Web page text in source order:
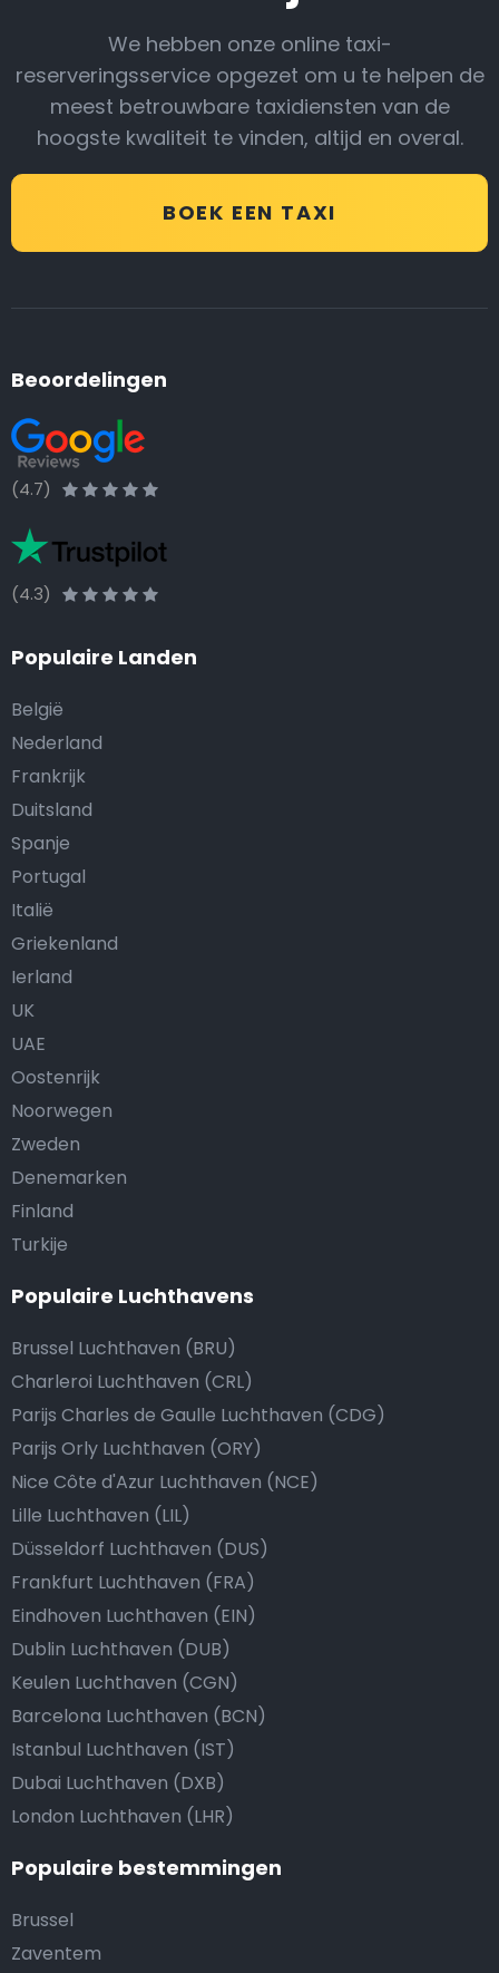
We hebben onze online taxi-
reserveringsservice opgezet om u te helpen de
meest betrouwbare taxidiensten van de
hoogste kwaliteit te vinden, altijd en overal.
BOEK EEN TAXI
Beoordelingen
(4.7)
(4.3)
Populaire Landen
België
Nederland
Frankrijk
Duitsland
Spanje
Portugal
Italië
Griekenland
Ierland
UK
UAE
Oostenrijk
Noorwegen
Zweden
Denemarken
Finland
Turkije
Populaire Luchthavens
Brussel Luchthaven (BRU)
Charleroi Luchthaven (CRL)
Parijs Charles de Gaulle Luchthaven (CDG)
Parijs Orly Luchthaven (ORY)
Nice Côte d'Azur Luchthaven (NCE)
Lille Luchthaven (LIL)
Düsseldorf Luchthaven (DUS)
Frankfurt Luchthaven (FRA)
Eindhoven Luchthaven (EIN)
Dublin Luchthaven (DUB)
Keulen Luchthaven (CGN)
Barcelona Luchthaven (BCN)
Istanbul Luchthaven (IST)
Dubai Luchthaven (DXB)
London Luchthaven (LHR)
Populaire bestemmingen
Brussel
Zaventem